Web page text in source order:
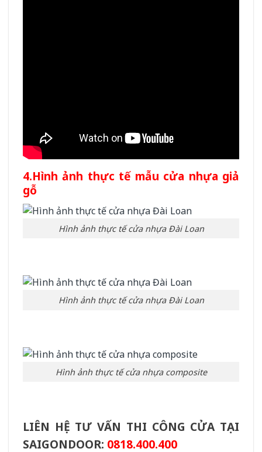
4.Hình ảnh thực tế mẫu cửa nhựa giả
gỗ
Hình ảnh thực tế cửa nhựa Đài Loan
Hình ảnh thực tế cửa nhựa Đài Loan
Hình ảnh thực tế cửa nhựa composite
LIÊN HỆ TƯ VẤN THI CÔNG CỬA TẠI
SAIGONDOOR: 0818.400.400